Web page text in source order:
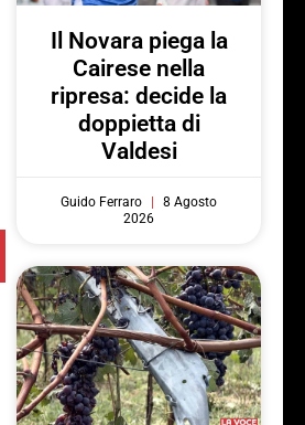
Il Novara piega la
Cairese nella
ripresa: decide la
doppietta di
Valdesi
Guido Ferraro
8 Agosto
2026